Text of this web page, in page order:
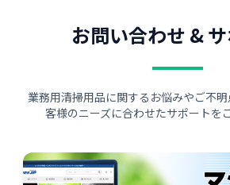
お問い合わせ &
業務用清掃用品に関するお悩みやご不
客様のニーズに合わせたサポートを